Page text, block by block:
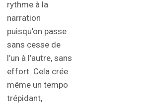
rythme à la
narration
puisqu’on passe
sans cesse de
l’un à l’autre, sans
effort. Cela crée
même un tempo
trépidant,